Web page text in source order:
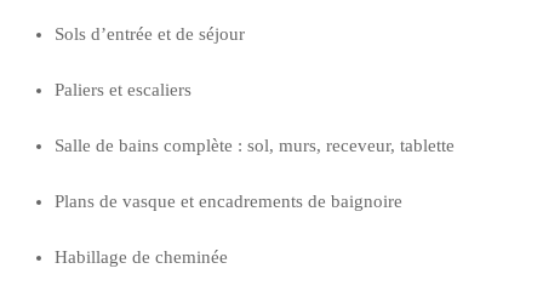
Sols d’entrée et de séjour
Paliers et escaliers
Salle de bains complète : sol, murs, receveur, tablette
Plans de vasque et encadrements de baignoire
Habillage de cheminée